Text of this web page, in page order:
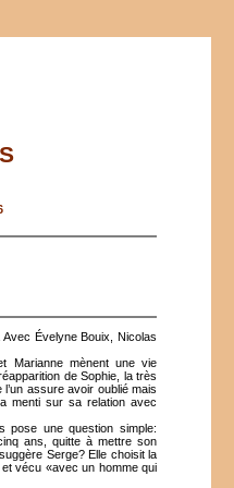
Évelyne Bouix, Nicolas
Marianne mènent une vie
de Sophie, la très
assure avoir oublié mais
menti sur sa relation avec
pose une question simple:
ans, quitte à mettre son
Serge? Elle choisit la
vécu «avec un homme qui